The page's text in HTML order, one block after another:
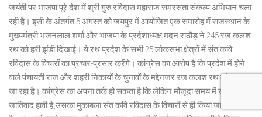
जयंती पर भाजपा पूरे देश में श्री गुरु रविदास महाराज समरसता संकल्प अभियान चला
रही है। इसी के अंतर्गत 5 अगस्त को जयपुर में आयोजित एक समारोह में राजस्थान के
मुख्यमंत्री भजनलाल शर्मा और भाजपा के प्रदेशाध्यक्ष मदन राठौड़ ने 245 रज कलश
रथ को हरी झंडी दिखाई। ये रथ प्रदेश के सभी 25 लोकसभा क्षेत्रों में संत कवि
रविदास के विचारों का प्रचार-प्रसार करेंगे। कांग्रेस का आरोप है कि प्रदेश में होने
वाले पंचायती राज और शहरी निकायों के चुनावों के मद्देनजर रज कलश रथ को घुमाया
जा रहा है। कांग्रेस का अपना तर्क हो सकता है कि लेकिन मौजूदा समय में समाज में जो
जातिवाद हावी है,उसका मुकाबला संत कवि रविदास के विचारों से ही किया जा सकता